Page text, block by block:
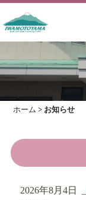
ホーム > お知らせ
2026年8月4日